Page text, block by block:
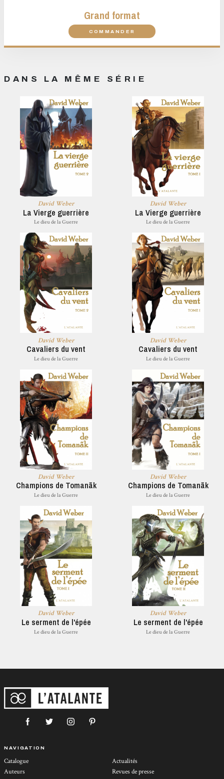
Grand format
COMMANDER
DANS LA MÊME SÉRIE
David Weber
La Vierge guerrière
Le dieu de la Guerre
David Weber
La Vierge guerrière
Le dieu de la Guerre
David Weber
Cavaliers du vent
Le dieu de la Guerre
David Weber
Cavaliers du vent
Le dieu de la Guerre
David Weber
Champions de Tomanãk
Le dieu de la Guerre
David Weber
Champions de Tomanãk
Le dieu de la Guerre
David Weber
Le serment de l'épée
Le dieu de la Guerre
David Weber
Le serment de l'épée
Le dieu de la Guerre
NAVIGATION
Catalogue
Auteurs
Actualités
Revues de presse